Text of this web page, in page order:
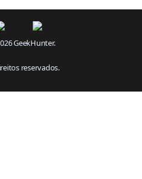
GeekHunter.
reservados.